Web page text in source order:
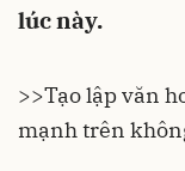
lúc này.
>>Tạo lập văn
mạnh trên